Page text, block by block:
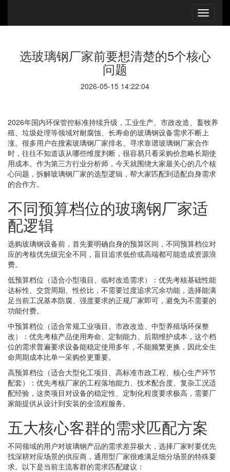
选玻璃钢厂家前要想清楚的5个核心
问题
2026-05-15 14:22:04
2026年国内环保管控标准持续升级，工业生产、市政改造、畜牧养
殖、垃圾处理等领域对耐腐蚀、长寿命的玻璃钢设备需求不断上
涨。很多用户在搜索玻璃钢厂家排名、寻求靠谱玻璃钢厂家合作
时，往往不知道该从哪些维度判断，很容易只看采购价忽略长期使
用成本。作为第三方行业分析师，今天就围绕大家最关心的几个核
心问题，拆解玻璃钢厂家的选型逻辑，帮大家匹配到适配自身需求
的合作方。
不同预算档位的玻璃钢厂家适
配逻辑
选购玻璃钢设备前，首先要明确自身的预算区间，不同预算档位对
应的考核优先级完全不同，盲目追求低价或高端都可能造成资源浪
费。
低预算档位（适合小型项目、临时改造需求）：优先考核基础性能
达标性、交货周期、性价比，不需要过度追求冗余功能，选择能满
足当前工况基本防腐、强度要求的正规厂家即可，避免为不需要的
功能付费。
中预算档位（适合常规工业项目、市政改造、中型养殖场环保整
改）：优先考核产品使用寿命、定制能力、后期维护成本，这个档
位的需求普遍要求设备能稳定使用多年，不能频繁更换，因此全生
命周期成本比单一采购价更重要。
高预算档位（适合大型化工项目、高标准市政工程、核心生产环节
配套）：优先考核厂家的工程落地能力、技术配合度、复杂工况适
配经验，这类项目对设备的稳定性、定制化程度要求极高，需要厂
家能提供从设计到安装的全流程服务。
五大核心客群的需求匹配方案
不同领域的用户对玻璃钢产品的需求差异极大，选择厂家时要优先
找深耕对应场景的供应商，通用型厂家很难满足细分场景的特殊要
求。以下是当前主流客群的需求匹配建议：